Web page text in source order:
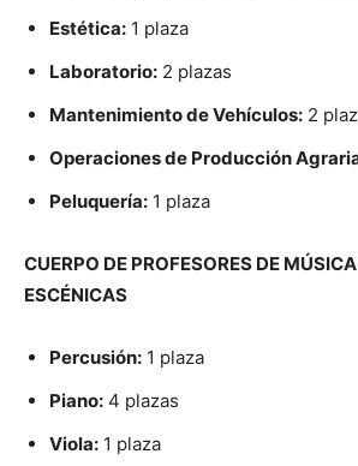
Estética: 1 plaza
Laboratorio: 2 plazas
Mantenimiento de Vehículos: 2
Operaciones de Producción
Peluquería: 1 plaza
CUERPO DE PROFESORES DE
ESCÉNICAS
Percusión: 1 plaza
Piano: 4 plazas
Viola: 1 plaza